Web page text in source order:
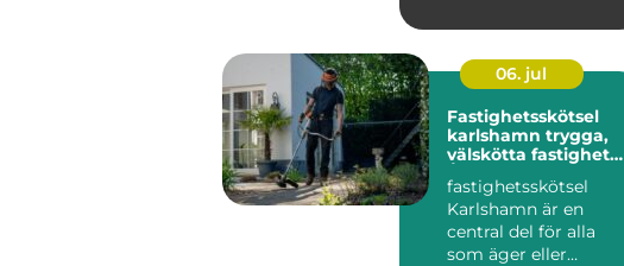
06. jul
Fastighetsskötsel
karlshamn trygga,
välskötta fastigheter
fastighetsskötsel
Karlshamn är en
central del för alla
som äger eller